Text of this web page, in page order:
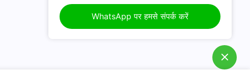
मेरे पास एक प्रार्थना अनुरोध है।
कठिन समय में परमेश्वर में अपनी आस्था कैसे
WhatsApp पर हमसे संपर्क करें